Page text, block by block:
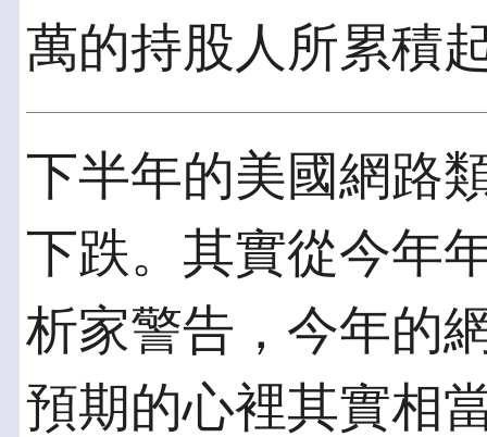
萬的持股人所累積
下半年的美國網路
下跌。其實從今年
析家警告，今年的
預期的心裡其實相